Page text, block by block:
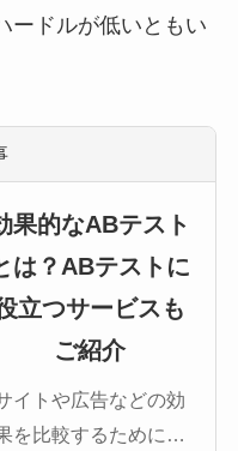
ードルが低いともい
果的なABテスト
は？ABテストに
立つサービスも
ご紹介
イトや広告などの効
を比較するためにマ